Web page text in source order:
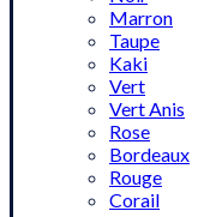
Marron
Taupe
Kaki
Vert
Vert Anis
Rose
Bordeaux
Rouge
Corail